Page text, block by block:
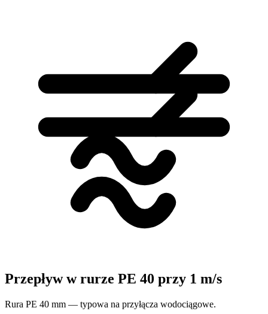
Przepływ w rurze PE 40 przy 1 m/s
Rura PE 40 mm — typowa na przyłącza wodociągowe.